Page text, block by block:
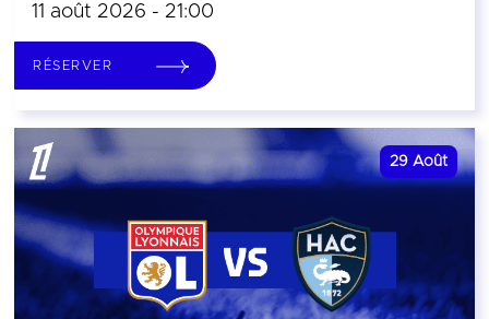
11 août 2026 - 21:00
RÉSERVER
29 Août